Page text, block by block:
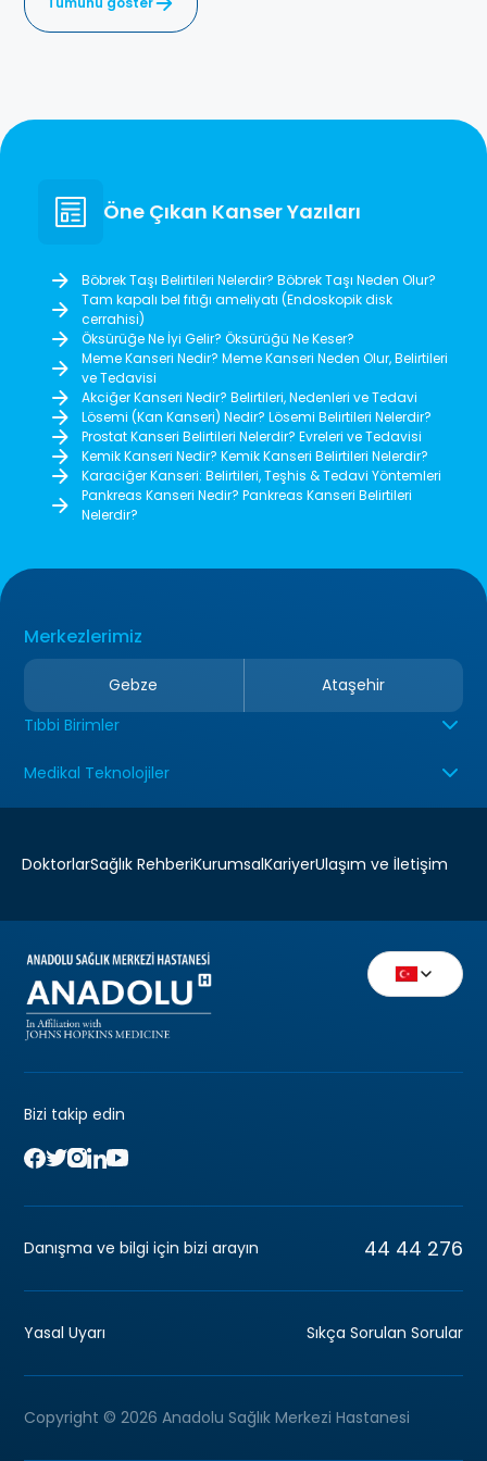
Öne Çıkan Kanser Yazıları
Böbrek Taşı Belirtileri Nelerdir? Böbrek Taşı Neden Olur?
Tam kapalı bel fıtığı ameliyatı (Endoskopik disk
cerrahisi)
Öksürüğe Ne İyi Gelir? Öksürüğü Ne Keser?
Meme Kanseri Nedir? Meme Kanseri Neden Olur, Belirtileri
ve Tedavisi
Akciğer Kanseri Nedir? Belirtileri, Nedenleri ve Tedavi
Lösemi (Kan Kanseri) Nedir? Lösemi Belirtileri Nelerdir?
Prostat Kanseri Belirtileri Nelerdir? Evreleri ve Tedavisi
Kemik Kanseri Nedir? Kemik Kanseri Belirtileri Nelerdir?
Karaciğer Kanseri: Belirtileri, Teşhis & Tedavi Yöntemleri
Pankreas Kanseri Nedir? Pankreas Kanseri Belirtileri
Nelerdir?
Merkezlerimiz
Gebze
Ataşehir
Tıbbi Birimler
Medikal Teknolojiler
DoktorlarSağlık RehberiKurumsalKariyerUlaşım ve İletişim
Bizi takip edin
Danışma ve bilgi için bizi arayın 44 44 276
Yasal Uyarı Sıkça Sorulan Sorular
Copyright © 2026 Anadolu Sağlık Merkezi Hastanesi